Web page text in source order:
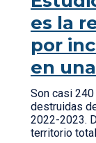
es la
por
en
Son casi
destruidas
2022-2023.
territorio